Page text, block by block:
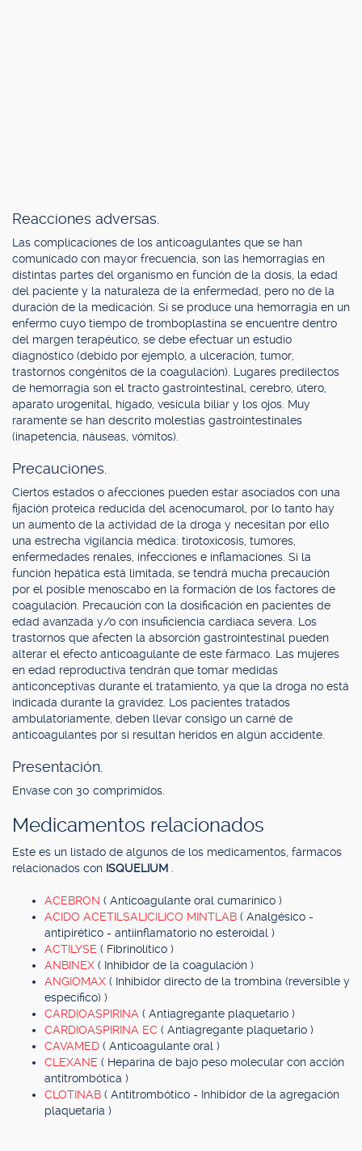
Reacciones adversas.
Las complicaciones de los anticoagulantes que se han
comunicado con mayor frecuencia, son las hemorragias en
distintas partes del organismo en función de la dosis, la edad
del paciente y la naturaleza de la enfermedad, pero no de la
duración de la medicación. Si se produce una hemorragia en un
enfermo cuyo tiempo de tromboplastina se encuentre dentro
del margen terapéutico, se debe efectuar un estudio
diagnóstico (debido por ejemplo, a ulceración, tumor,
trastornos congénitos de la coagulación). Lugares predilectos
de hemorragia son el tracto gastrointestinal, cerebro, útero,
aparato urogenital, hígado, vesícula biliar y los ojos. Muy
raramente se han descrito molestias gastrointestinales
(inapetencia, náuseas, vómitos).
Precauciones.
Ciertos estados o afecciones pueden estar asociados con una
fijación proteica reducida del acenocumarol, por lo tanto hay
un aumento de la actividad de la droga y necesitan por ello
una estrecha vigilancia médica: tirotoxicosis, tumores,
enfermedades renales, infecciones e inflamaciones. Si la
función hepática está limitada, se tendrá mucha precaución
por el posible menoscabo en la formación de los factores de
coagulación. Precaución con la dosificación en pacientes de
edad avanzada y/o con insuficiencia cardíaca severa. Los
trastornos que afecten la absorción gastrointestinal pueden
alterar el efecto anticoagulante de este fármaco. Las mujeres
en edad reproductiva tendrán que tomar medidas
anticonceptivas durante el tratamiento, ya que la droga no está
indicada durante la gravidez. Los pacientes tratados
ambulatoriamente, deben llevar consigo un carné de
anticoagulantes por si resultan heridos en algún accidente.
Presentación.
Envase con 30 comprimidos.
Medicamentos relacionados
Este es un listado de algunos de los medicamentos, fármacos
relacionados con ISQUELIUM
ACEBRON ( Anticoagulante oral cumarínico )
ACIDO ACETILSALICILICO MINTLAB ( Analgésico -
antipirético - antiinflamatorio no esteroidal )
ACTILYSE ( Fibrinolítico )
ANBINEX ( Inhibidor de la coagulación )
ANGIOMAX ( Inhibidor directo de la trombina (reversible y
específico) )
CARDIOASPIRINA ( Antiagregante plaquetario )
CARDIOASPIRINA EC ( Antiagregante plaquetario )
CAVAMED ( Anticoagulante oral )
CLEXANE ( Heparina de bajo peso molecular con acción
antitrombótica )
CLOTINAB ( Antitrombótico - Inhibidor de la agregación
plaquetaria )